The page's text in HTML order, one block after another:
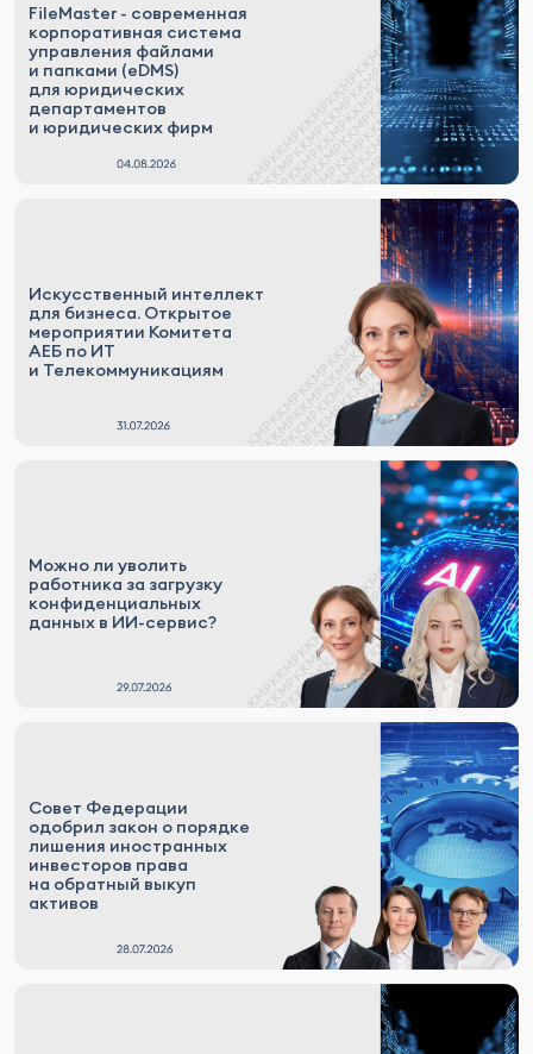
FileMaster - современная
корпоративная система
управления файлами
и папками (eDMS)
для юридических
департаментов
и юридических фирм
Искусственный интеллект
для бизнеса. Открытое
мероприятии Комитета
АЕБ по ИТ
и Телекоммуникациям
Можно ли уволить
работника за загрузку
конфиденциальных
данных в ИИ-сервис?
Совет Федерации
одобрил закон о порядке
лишения иностранных
инвесторов права
на обратный выкуп
активов